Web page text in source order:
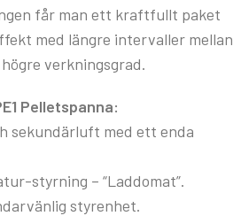
får man ett kraftfullt paket
med längre intervaller mellan
verkningsgrad.
Pelletspanna:
sekundärluft med ett enda
styrning – “Laddomat”.
styrenhet.